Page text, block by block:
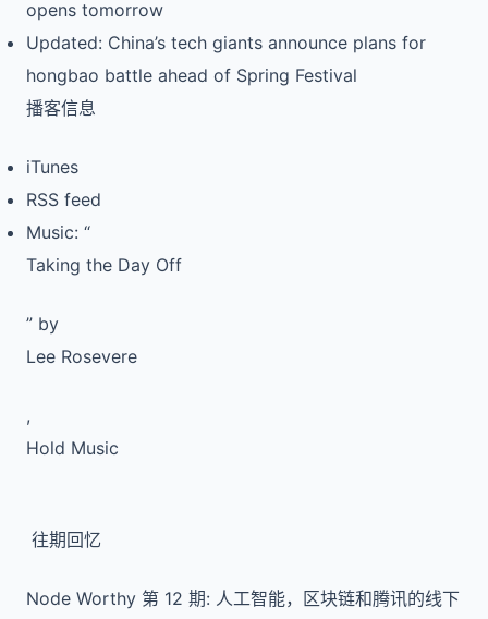
opens tomorrow
Updated: China’s tech giants announce plans for
hongbao battle ahead of Spring Festival
播客信息
iTunes
RSS feed
Music: “
Taking the Day Off
” by
Lee Rosevere
,
Hold Music
往期回忆
Node Worthy 第 12 期: 人工智能，区块链和腾讯的线下